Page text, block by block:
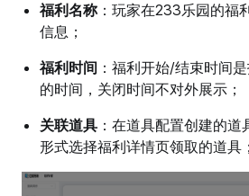
福利名称：玩家在233乐园的福
信息；
福利时间 ：福利开始/结束时间
的时间，关闭时间不对外展示；
关联道具 ：在道具配置创建的
形式选择福利详情页领取的道具；